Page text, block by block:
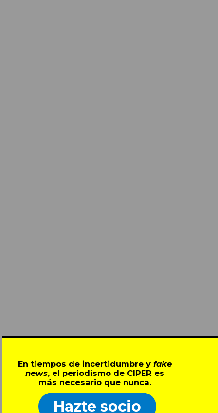
En tiempos de incertidumbre y fake
news, el periodismo de CIPER es
más necesario que nunca.
Hazte socio